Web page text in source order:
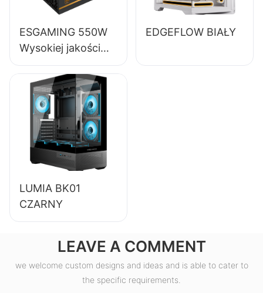
ESGAMING 550W
Wysokiej jakości
zasilacz do
komputerów
stacjonarnych o
sprawności 85%,
80+ Bronze
ESB550W
EDGEFLOW BIAŁY
LUMIA BK01
CZARNY
LEAVE A COMMENT
we welcome custom designs and ideas and is able to cater to
the specific requirements.